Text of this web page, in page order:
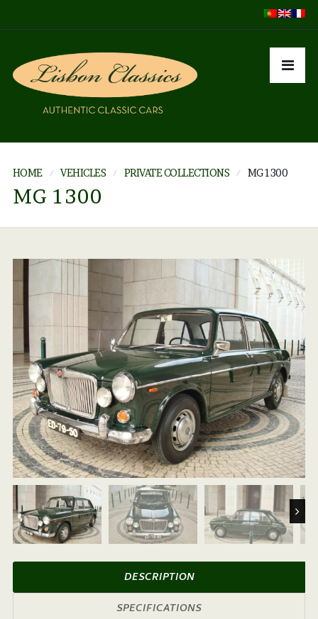
HOME VEHICLES PRIVATE COLLECTIONS MG 1300
MG 1300
Next
DESCRIPTION
SPECIFICATIONS